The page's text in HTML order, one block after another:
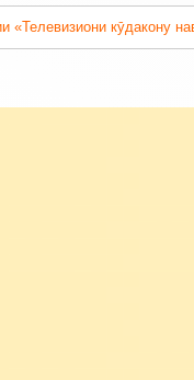
кӯдакону